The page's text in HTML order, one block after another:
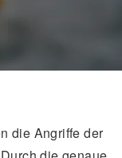
die Angriffe der